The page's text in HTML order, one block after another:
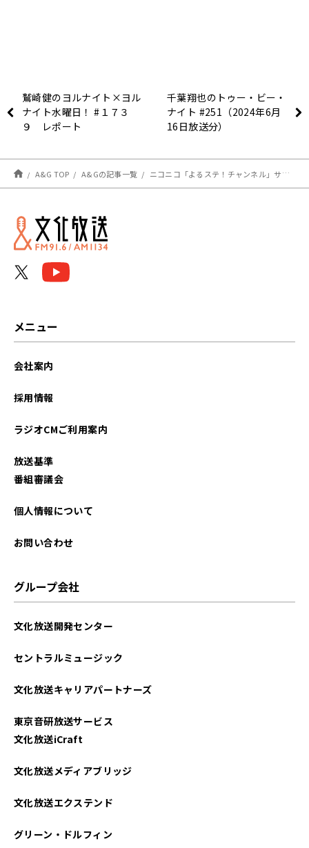
鷲崎健のヨルナイト×ヨル
ナイト水曜日！ #１７３
９ レポート
千葉翔也のトゥー・ビー・
ナイト #251（2024年6月
16日放送分）
A&G TOP A&Gの記事一覧 ニコニコ「よるステ！チャンネル」サービス再開のご案内
メニュー
会社案内
採用情報
ラジオCMご利用案内
放送基準
番組審議会
個人情報について
お問い合わせ
グループ会社
文化放送開発センター
セントラルミュージック
文化放送キャリアパートナーズ
東京音研放送サービス
文化放送iCraft
文化放送メディアブリッジ
文化放送エクステンド
グリーン・ドルフィン